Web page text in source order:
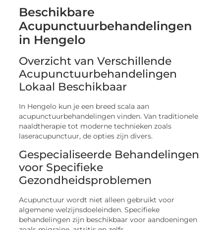
Beschikbare
Acupunctuurbehandelingen
in Hengelo
Overzicht van Verschillende
Acupunctuurbehandelingen
Lokaal Beschikbaar
In Hengelo kun je een breed scala aan
acupunctuurbehandelingen vinden. Van traditionele
naaldtherapie tot moderne technieken zoals
laseracupunctuur, de opties zijn divers.
Gespecialiseerde Behandelingen
voor Specifieke
Gezondheidsproblemen
Acupunctuur wordt niet alleen gebruikt voor
algemene welzijnsdoeleinden. Specifieke
behandelingen zijn beschikbaar voor aandoeningen
zoals migraine, artritis en zelfs